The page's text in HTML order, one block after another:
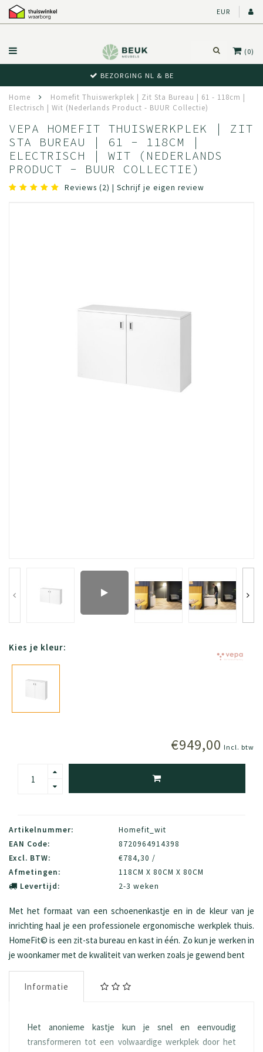
EUR
(0)
BEZORGING NL & BE
Home
Homefit Thuiswerkplek | Zit Sta Bureau | 61 - 118cm |
Electrisch | Wit (Nederlands Product - BUUR Collectie)
VEPA HOMEFIT THUISWERKPLEK | ZIT
STA BUREAU | 61 - 118CM |
ELECTRISCH | WIT (NEDERLANDS
PRODUCT - BUUR COLLECTIE)
Reviews (2) | Schrijf je eigen review
Kies je kleur:
€949,00 Incl. btw
Artikelnummer:
Homefit_wit
EAN Code:
8720964914398
Excl. BTW:
€784,30 /
Afmetingen:
118CM X 80CM X 80CM
Levertijd:
2-3 weken
Met het formaat van een schoenenkastje en in de kleur van je
inrichting haal je een professionele ergonomische werkplek thuis.
HomeFit© is een zit-sta bureau en kast in één. Zo kun je werken in
je woonkamer met de kwaliteit van werken zoals je gewend bent
Informatie
Het anonieme kastje kun je snel en eenvoudig
transformeren tot een volwaardige werkplek door het